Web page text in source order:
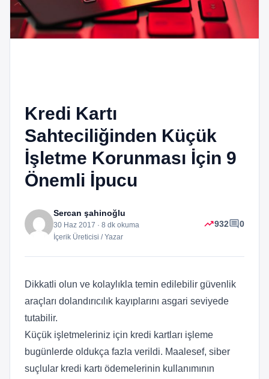
Kredi Kartı
Sahteciliğinden Küçük
İşletme Korunması İçin 9
Önemli İpucu
Sercan şahinoğlu
30 Haz 2017 · 8 dk okuma
İçerik Üreticisi / Yazar
trending_up932comment0
Dikkatli olun ve kolaylıkla temin edilebilir güvenlik
araçları dolandırıcılık kayıplarını asgari seviyede
tutabilir.
Küçük işletmeleriniz için kredi kartları işleme
bugünlerde oldukça fazla verildi. Maalesef, siber
suçlular kredi kartı ödemelerinin kullanımının